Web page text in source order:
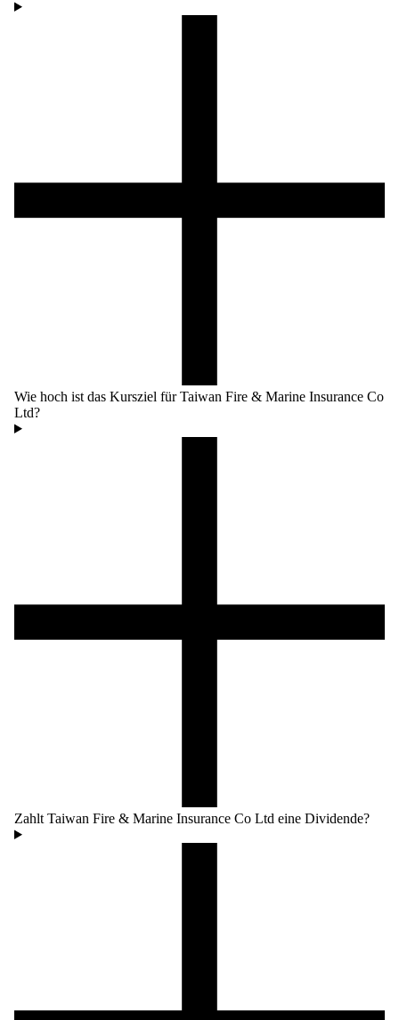
Wie hoch ist das Kursziel für Taiwan Fire & Marine Insurance Co
Ltd?
Zahlt Taiwan Fire & Marine Insurance Co Ltd eine Dividende?